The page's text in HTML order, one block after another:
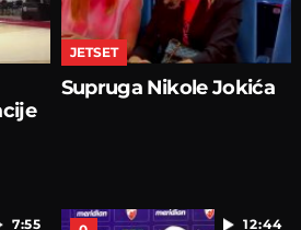
JETSET
Supruga Nikole Jokića
7:55 12:44